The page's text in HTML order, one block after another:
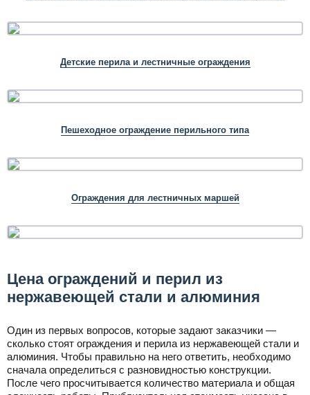
Детские перила и лестничные ограждения
Пешеходное ограждение перильного типа
Ограждения для лестничных маршей
Цена ограждений и перил из
нержавеющей стали и алюминия
Один из первых вопросов, которые задают заказчики —
сколько стоят ограждения и перила из нержавеющей стали и
алюминия. Чтобы правильно на него ответить, необходимо
сначала определиться с разновидностью конструкции.
После чего просчитывается количество материала и общая